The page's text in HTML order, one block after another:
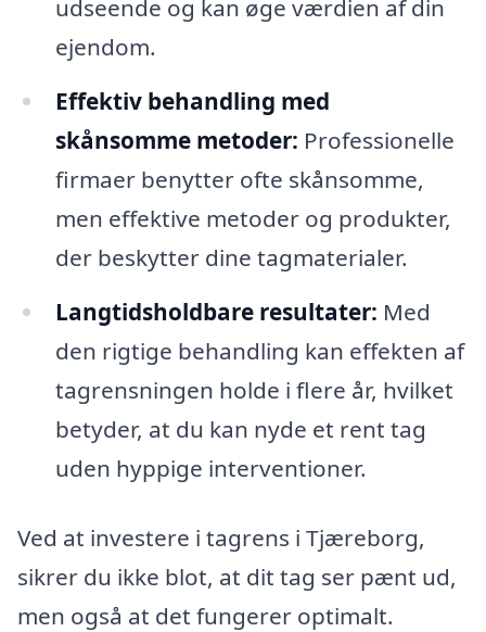
udseende og kan øge værdien af din
ejendom.
Effektiv behandling med
skånsomme metoder: Professionelle
firmaer benytter ofte skånsomme,
men effektive metoder og produkter,
der beskytter dine tagmaterialer.
Langtidsholdbare resultater: Med
den rigtige behandling kan effekten af
tagrensningen holde i flere år, hvilket
betyder, at du kan nyde et rent tag
uden hyppige interventioner.
Ved at investere i tagrens i Tjæreborg,
sikrer du ikke blot, at dit tag ser pænt ud,
men også at det fungerer optimalt.